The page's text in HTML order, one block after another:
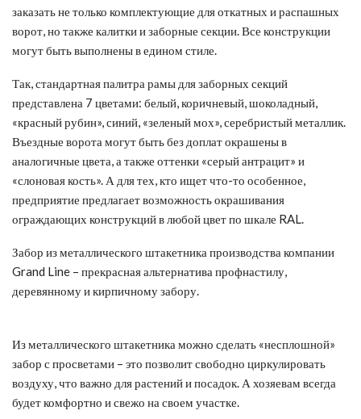
заказать не только комплектующие для откатных и распашных
ворот, но также калитки и заборные секции. Все конструкции
могут быть выполнены в едином стиле.
Так, стандартная палитра рамы для заборных секций
представлена 7 цветами: белый, коричневый, шоколадный,
«красный рубин», синий, «зеленый мох», серебристый металлик.
Въездные ворота могут быть без доплат окрашены в
аналогичные цвета, а также оттенки «серый антрацит» и
«слоновая кость». А для тех, кто ищет что-то особенное,
предприятие предлагает возможность окрашивания
ограждающих конструкций в любой цвет по шкале RAL.
Забор из металлического штакетника производства компании
Grand Line – прекрасная альтернатива профнастилу,
деревянному и кирпичному забору.
Из металлического штакетника можно сделать «несплошной»
забор с просветами – это позволит свободно циркулировать
воздуху, что важно для растений и посадок. А хозяевам всегда
будет комфортно и свежо на своем участке.